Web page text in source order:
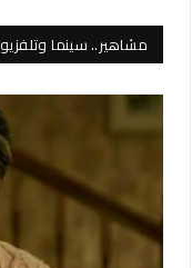
مشاهير.. سينما